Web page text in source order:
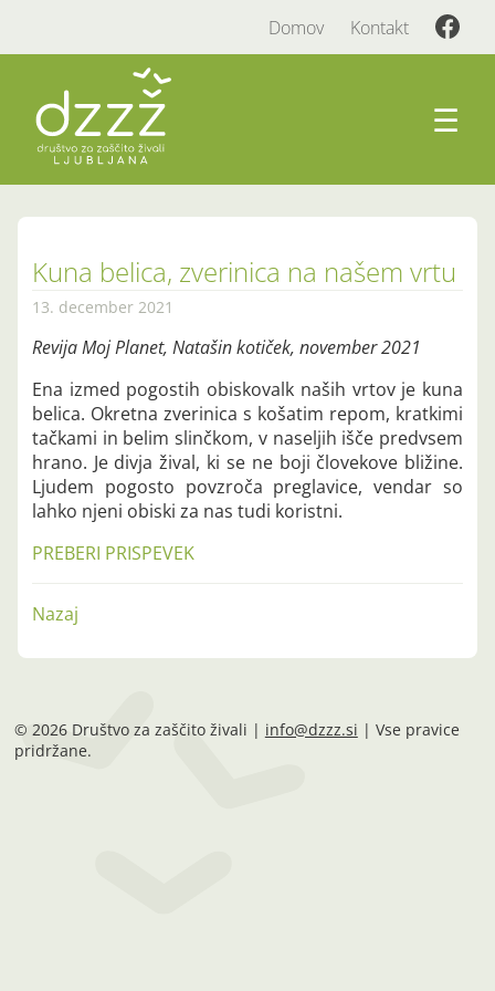
Domov Kontakt
☰
Kuna belica, zverinica na našem vrtu
13. december 2021
Revija Moj Planet, Natašin kotiček, november 2021
Ena izmed pogostih obiskovalk naših vrtov je kuna
belica. Okretna zverinica s košatim repom, kratkimi
tačkami in belim slinčkom, v naseljih išče predvsem
hrano. Je divja žival, ki se ne boji človekove bližine.
Ljudem pogosto povzroča preglavice, vendar so
lahko njeni obiski za nas tudi koristni.
PREBERI PRISPEVEK
Nazaj
© 2026 Društvo za zaščito živali | info@dzzz.si | Vse pravice
pridržane.